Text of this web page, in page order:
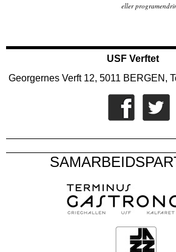
eller
USF Verftet
Georgernes Verft 12, 5011 BERGEN,